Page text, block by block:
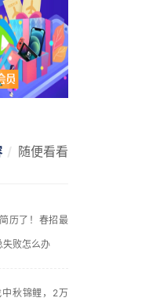
随便看看
历了！春招最
失败怎么办
中秋锦鲤，2万